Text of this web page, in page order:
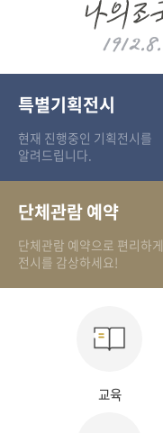
특별기획전시
현재 진행중인 기획전시를
알려드립니다.
단체관람 예약
단체관람 예약으로 편리하게
전시를 감상하세요!
교육